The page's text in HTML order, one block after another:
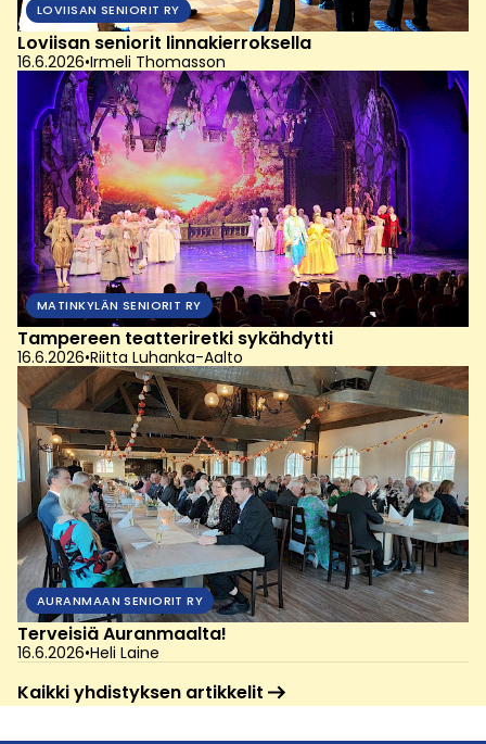
LOVIISAN SENIORIT RY
Loviisan seniorit linnakierroksella
16.6.2026•Irmeli Thomasson
MATINKYLÄN SENIORIT RY
Tampereen teatteriretki sykähdytti
16.6.2026•Riitta Luhanka-Aalto
AURANMAAN SENIORIT RY
Terveisiä Auranmaalta!
16.6.2026•Heli Laine
Kaikki yhdistyksen artikkelit